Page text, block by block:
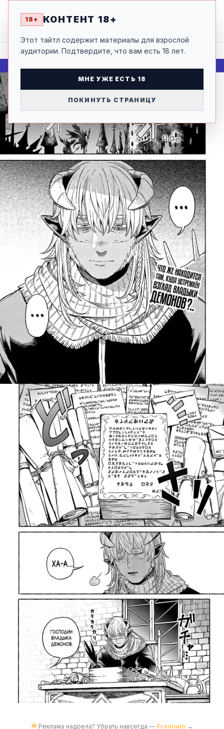
18+ КОНТЕНТ 18+
Этот тайтл содержит материалы для взрослой
аудитории. Подтвердите, что вам есть 18 лет.
МНЕ УЖЕ ЕСТЬ 18
ПОКИНУТЬ СТРАНИЦУ
НАЗАД
ДЕМОНОВ ДОБРАТЬСЯ ДО ЗАМКА ВЛАДЫКИ
ДЕМОНОВ
ТОМ 1 ГЛАВА 5.5: ЭКСТРА (1)
Реклама надоела? Убрать навсегда — Premium →